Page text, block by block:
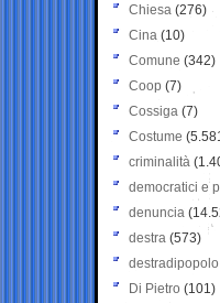
Chiesa (276)
Cina (10)
Comune (342)
Coop (7)
Cossiga (7)
Costume
criminalità
democratici e
denuncia
destra (573)
destradipopolo
Di Pietro (101)